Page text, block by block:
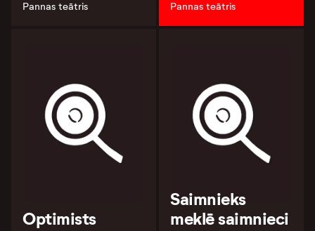
Pannas teātris Pannas teātris
Optimists
Saimnieks
meklē saimnieci